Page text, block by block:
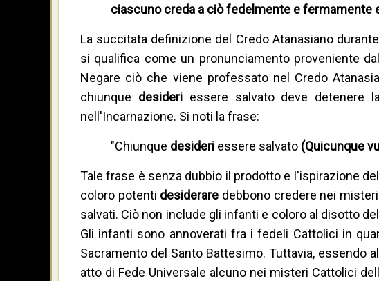
ciascuno creda a ciò fedelmente e fermamente
La succitata definizione del Credo Atanasiano
si qualifica come un pronunciamento proveniente
Negare ciò che viene professato nel Credo
chiunque desideri essere salvato deve detenere
nell'Incarnazione. Si noti la frase:
"Chiunque desideri essere salvato (Quicunque
Tale frase è senza dubbio il prodotto e l'ispirazione
coloro potenti desiderare debbono credere nei
salvati. Ciò non include gli infanti e coloro al disotto
Gli infanti sono annoverati fra i fedeli Cattolici in
Sacramento del Santo Battesimo. Tuttavia, essendo
atto di Fede Universale alcuno nei misteri Cattolici